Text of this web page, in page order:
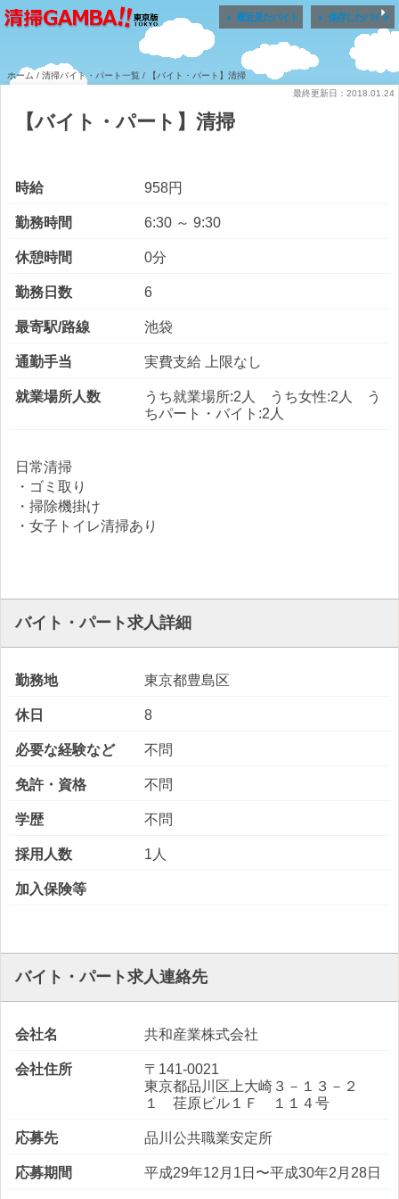
 最近見たバイト  保存したバイト
ホーム / 清掃バイト・パート一覧 / 【バイト・パート】清掃
最終更新日：2018.01.24
【バイト・パート】清掃
時給 958円
勤務時間 6:30 ～ 9:30
休憩時間 0分
勤務日数 6
最寄駅/路線 池袋
通勤手当 実費支給 上限なし
就業場所人数
うち就業場所:2人 うち女性:2人 う
ちパート・バイト:2人
日常清掃
・ゴミ取り
・掃除機掛け
・女子トイレ清掃あり
バイト・パート求人詳細
勤務地 東京都豊島区
休日 8
必要な経験など 不問
免許・資格 不問
学歴 不問
採用人数 1人
加入保険等
バイト・パート求人連絡先
会社名 共和産業株式会社
会社住所
〒141-0021
東京都品川区上大崎３－１３－２
１ 荏原ビル１Ｆ １１４号
応募先 品川公共職業安定所
応募期間 平成29年12月1日〜平成30年2月28日